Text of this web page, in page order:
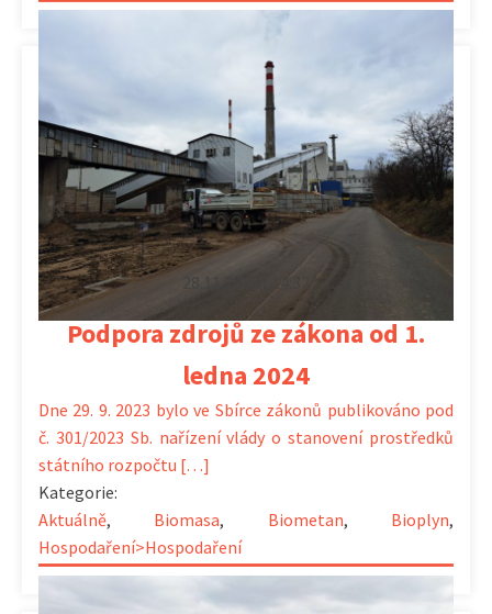
28.11.2023 | 14:32
Podpora zdrojů ze zákona od 1.
ledna 2024
Dne 29. 9. 2023 bylo ve Sbírce zákonů publikováno pod
č. 301/2023 Sb. nařízení vlády o stanovení prostředků
státního rozpočtu […]
Kategorie:
Aktuálně, Biomasa, Biometan, Bioplyn,
Hospodaření>Hospodaření